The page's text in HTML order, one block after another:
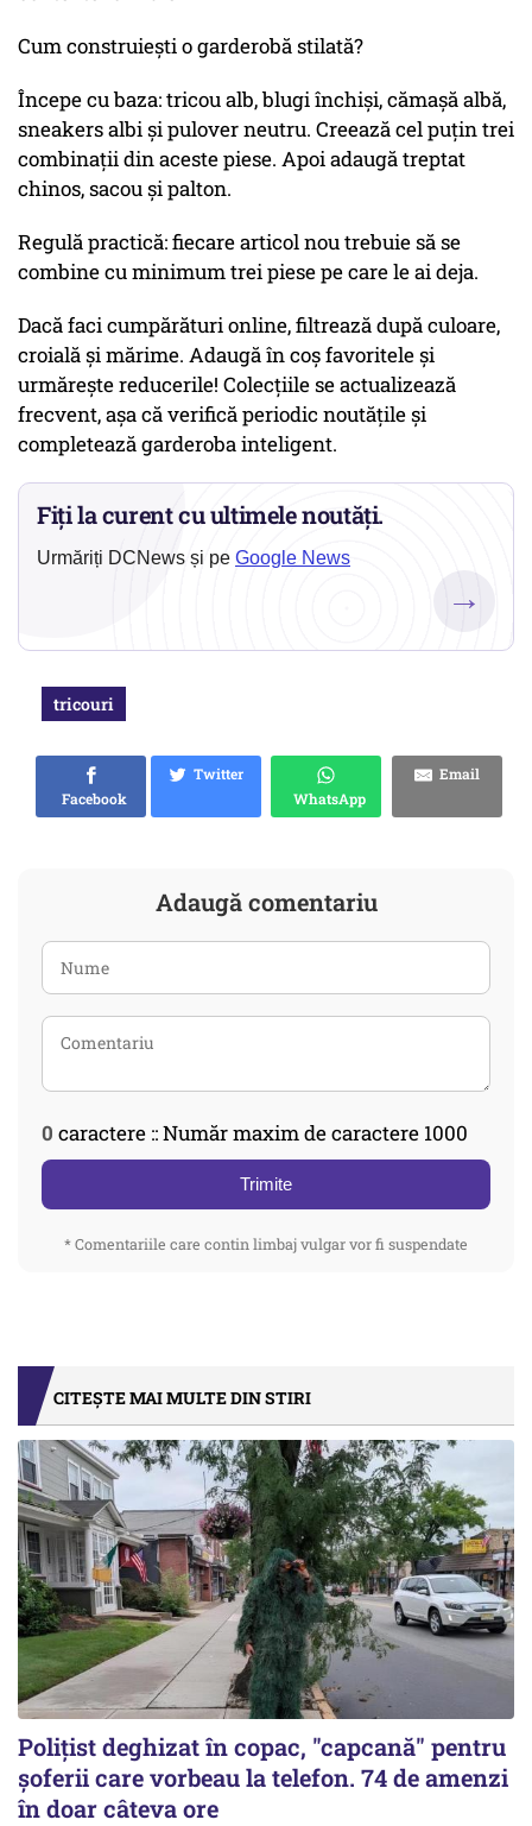
Cum construiești o garderobă stilată?
Începe cu baza: tricou alb, blugi închiși, cămașă albă,
sneakers albi și pulover neutru. Creează cel puțin trei
combinații din aceste piese. Apoi adaugă treptat
chinos, sacou și palton.
Regulă practică: fiecare articol nou trebuie să se
combine cu minimum trei piese pe care le ai deja.
Dacă faci cumpărături online, filtrează după culoare,
croială și mărime. Adaugă în coș favoritele și
urmărește reducerile! Colecțiile se actualizează
frecvent, așa că verifică periodic noutățile și
completează garderoba inteligent.
Fiți la curent cu ultimele noutăți.
Urmăriți DCNews și pe Google News
→
tricouri
Facebook
Twitter
WhatsApp
Email
Adaugă comentariu
0 caractere :: Număr maxim de caractere 1000
Trimite
* Comentariile care contin limbaj vulgar vor fi suspendate
CITEȘTE MAI MULTE DIN STIRI
Polițist deghizat în copac, "capcană" pentru
șoferii care vorbeau la telefon. 74 de amenzi
în doar câteva ore